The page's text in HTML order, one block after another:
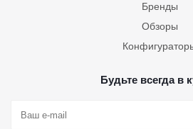
Бренды
Обзоры
Будьте всегда в